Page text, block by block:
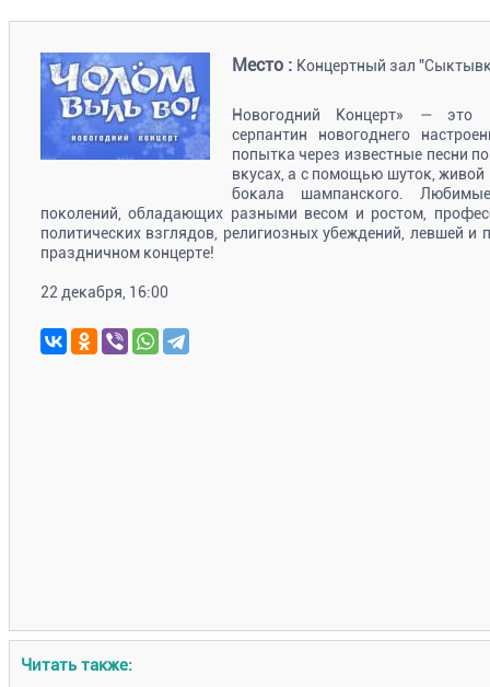
Место : Концертный зал
Новогодний Концерт» —
серпантин новогоднего
попытка через известные песни
вкусах, а с помощью шуток, живой
бокала шампанского.
поколений, обладающих разными весом и ростом,
политических взглядов, религиозных убеждений, левшей
праздничном концерте!
22 декабря, 16:00
Читать также: